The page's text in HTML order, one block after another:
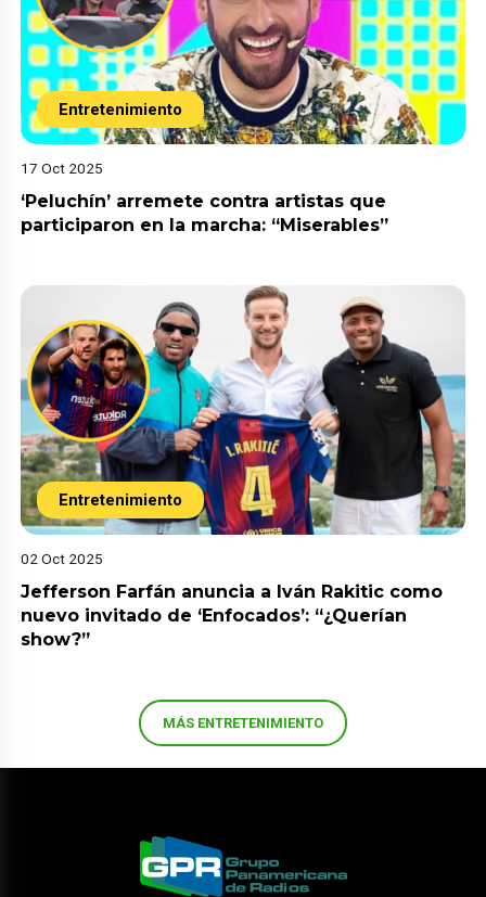
Entretenimiento
17 Oct 2025
‘Peluchín’ arremete contra artistas que
participaron en la marcha: “Miserables”
Entretenimiento
02 Oct 2025
Jefferson Farfán anuncia a Iván Rakitic como
nuevo invitado de ‘Enfocados’: “¿Querían
show?”
MÁS ENTRETENIMIENTO